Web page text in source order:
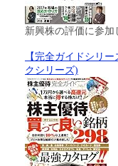
新興株の評価に参加
【完全ガイドシリ
クシリーズ)